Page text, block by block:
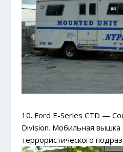
10. Ford E-Series CTD —
Division. Мобильная вышка
террористического